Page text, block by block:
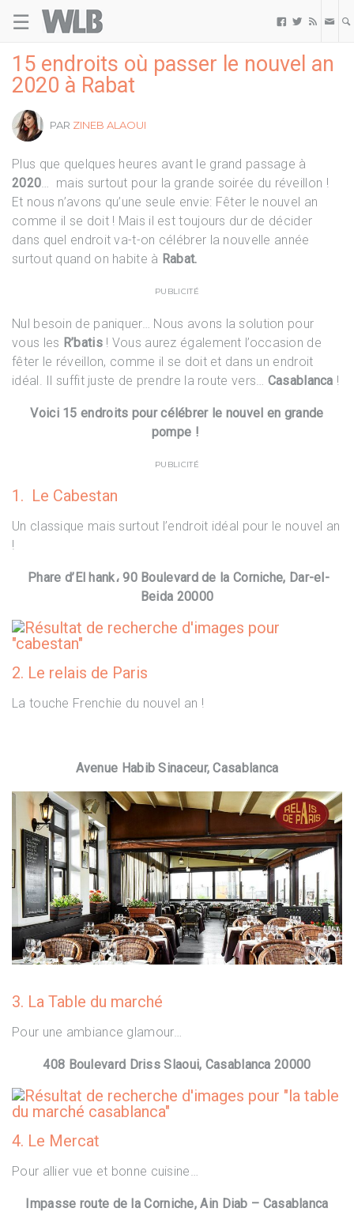
☰   
15 endroits où passer le nouvel an
2020 à Rabat
PAR ZINEB ALAOUI
Plus que quelques heures avant le grand passage à
2020… mais surtout pour la grande soirée du réveillon !
Et nous n’avons qu’une seule envie: Fêter le nouvel an
comme il se doit ! Mais il est toujours dur de décider
dans quel endroit va-t-on célébrer la nouvelle année
surtout quand on habite à Rabat.
PUBLICITÉ
Nul besoin de paniquer… Nous avons la solution pour
vous les R’batis! Vous aurez également l’occasion de
fêter le réveillon, comme il se doit et dans un endroit
idéal. Il suffit juste de prendre la route vers… Casablanca !
Voici 15 endroits pour célébrer le nouvel en grande
pompe !
PUBLICITÉ
1. Le Cabestan
Un classique mais surtout l’endroit idéal pour le nouvel an
!
Phare d’El hank، 90 Boulevard de la Corniche, Dar-el-
Beida 20000
2. Le relais de Paris
La touche Frenchie du nouvel an !
Avenue Habib Sinaceur, Casablanca
3. La Table du marché
Pour une ambiance glamour…
408 Boulevard Driss Slaoui, Casablanca 20000
4. Le Mercat
Pour allier vue et bonne cuisine…
Impasse route de la Corniche, Ain Diab – Casablanca